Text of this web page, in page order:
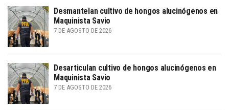
Desmantelan cultivo de hongos alucinógenos en
Maquinista Savio
7 DE AGOSTO DE 2026
Desarticulan cultivo de hongos alucinógenos en
Maquinista Savio
7 DE AGOSTO DE 2026